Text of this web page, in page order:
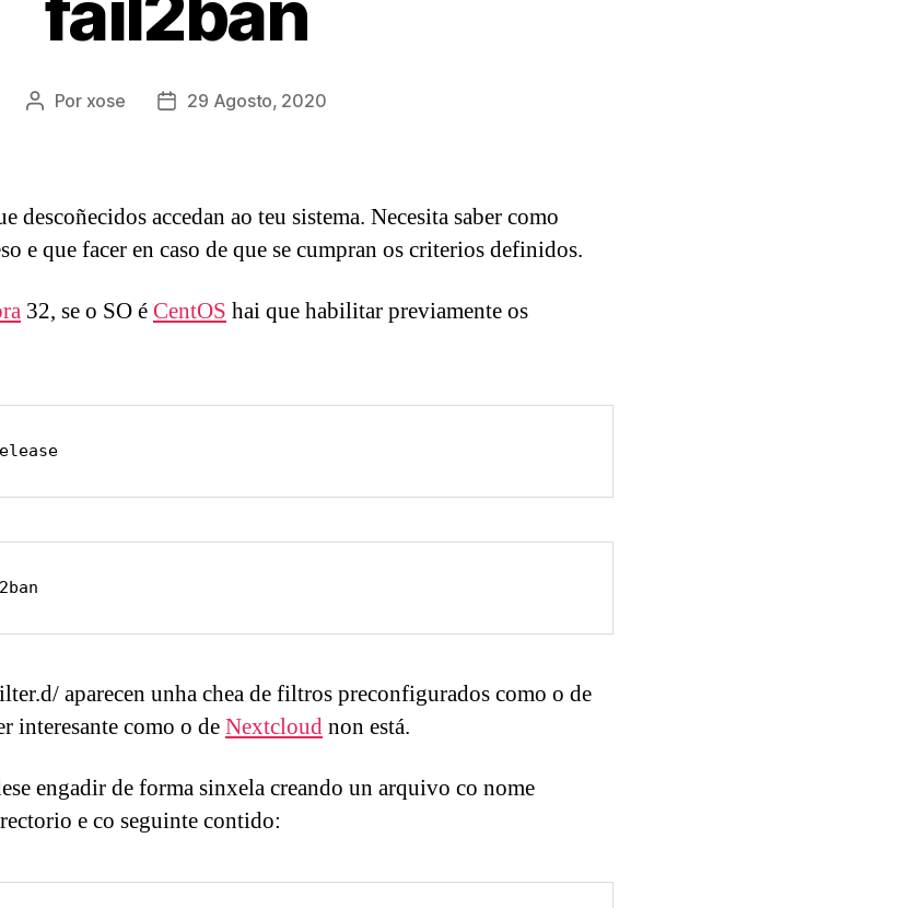
Autor
Por xose
Data29 Agosto, 2020
descoñecidos accedan ao teu sistema. Necesita saber como
e que facer en caso de que se cumpran os criterios definidos.
32, se o SO éCentOS hai que habilitar previamente os
aparecen unha chea de filtros preconfigurados como o de
interesante como o deNextcloudnon está.
engadir de forma sinxela creando un arquivo co nome
e co seguinte contido: